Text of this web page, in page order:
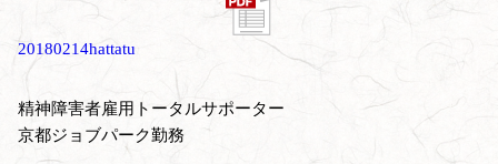
20180214hattatu
精神障害者雇用トータルサポーター
京都ジョブパーク勤務